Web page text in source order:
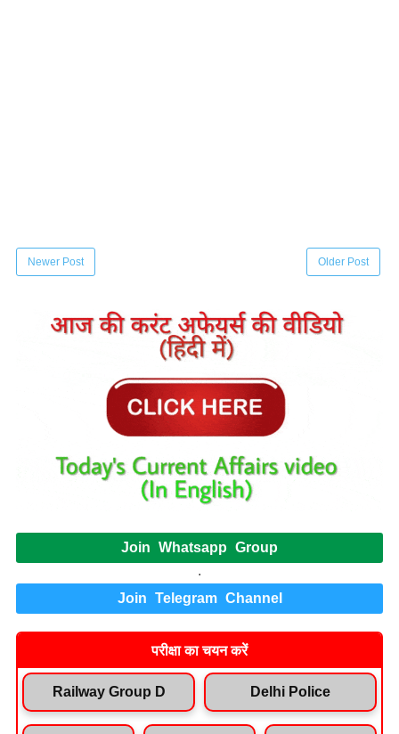
Newer Post Older Post
Join Whatsapp Group
.
Join Telegram Channel
परीक्षा का चयन करें
Railway Group D Delhi Police